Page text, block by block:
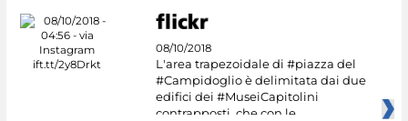
08/10/2018
L'area trapezoidale di #piazza del
#Campidoglio è delimitata dai due
edifici dei #MuseiCapitolini
contrapposti, che con le